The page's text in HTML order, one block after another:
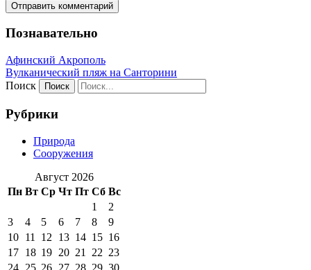
Познавательно
Афинский Акрополь
Вулканический пляж на Санторини
Поиск
Рубрики
Природа
Сооружения
Август 2026
Пн Вт Ср Чт Пт Сб Вс
1
2
3
4 5 6 7 8
9
10 11 12 13 14 15 16
17 18 19 20 21 22 23
24 25 26 27 28 29 30